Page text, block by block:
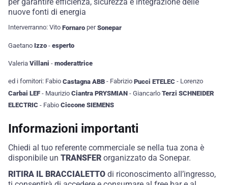
nuove fonti di energia
Interverranno: Vito Fornaro perSonepar
Gaetano Izzo - esperto
Valeria Villani - moderattrice
ed i fornitori: Fabio Castagna ABB - Fabrizio Pucci ETELEC - Lorenzo
Carbai LEF - Maurizio Ciantra PRYSMIAN - Giancarlo Terzi SCHNEIDER
ELECTRIC - Fabio Ciccone SIEMENS
Informazioni importanti
Chiedi al tuo referente commerciale se nella tua zona è
disponibile un TRANSFER organizzato da Sonepar.
RITIRA IL BRACCIALETTO di riconoscimento all’ingresso,